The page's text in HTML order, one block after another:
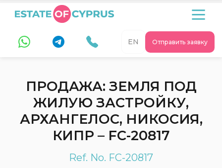
Отправить заявку
EN
ПРОДАЖА: ЗЕМЛЯ ПОД
ЖИЛУЮ ЗАСТРОЙКУ,
АРХАНГЕЛОС, НИКОСИЯ,
КИПР – FC-20817
Ref. No. FC-20817